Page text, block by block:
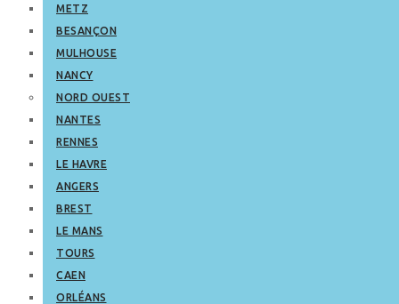
METZ
BESANÇON
MULHOUSE
NANCY
NORD OUEST
NANTES
RENNES
LE HAVRE
ANGERS
BREST
LE MANS
TOURS
CAEN
ORLÉANS